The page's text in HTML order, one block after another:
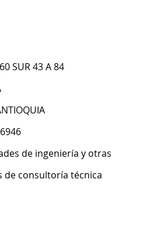
SUR 43 A 84
de ingeniería y otras
de consultoría técnica